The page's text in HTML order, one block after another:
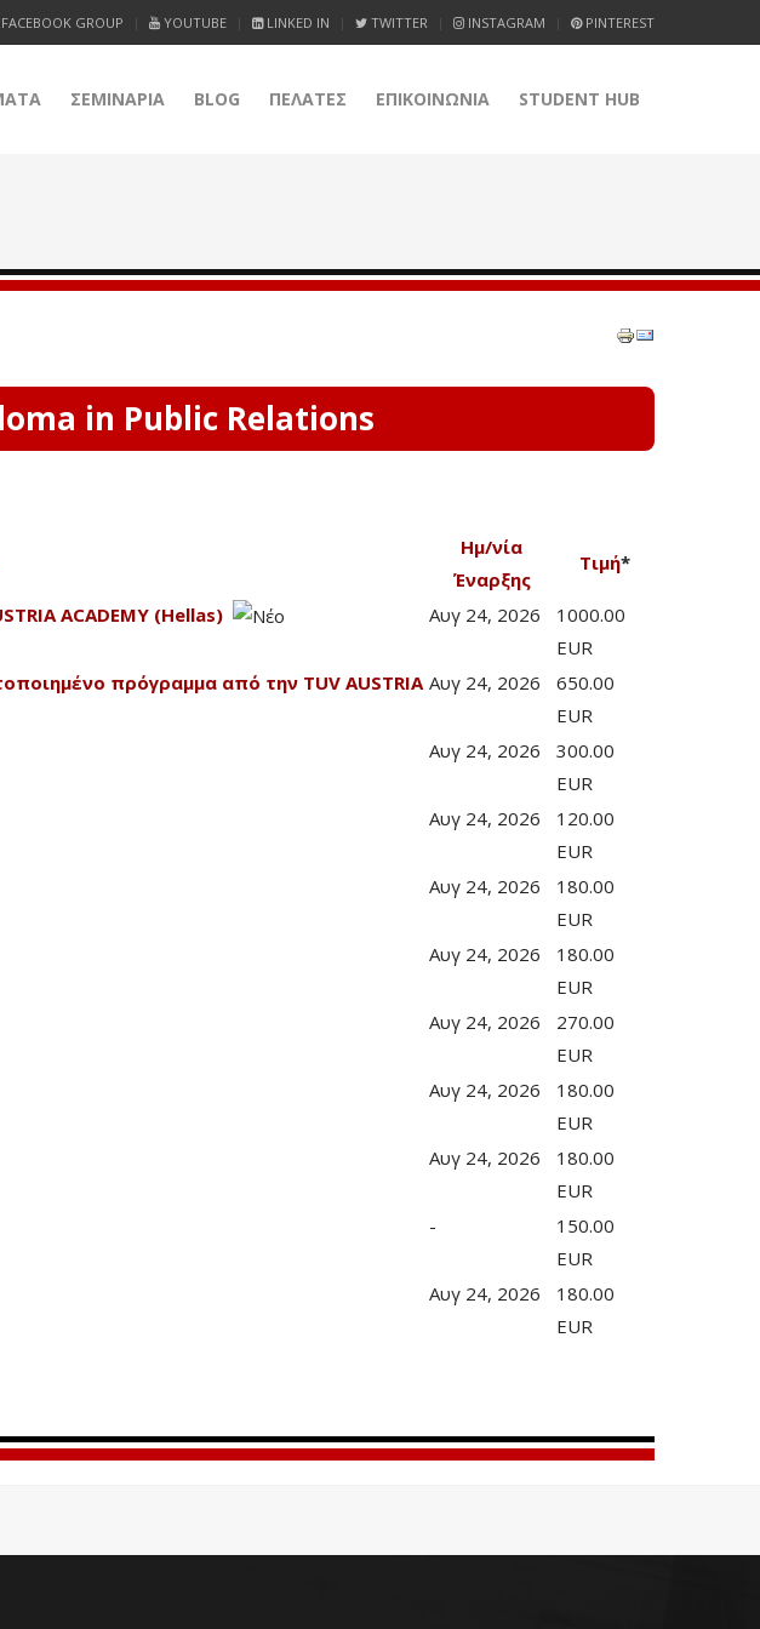
GROUP YOUTUBE LINKED IN TWITTER INSTAGRAM PINTEREST
ΣΕΜΙΝΑΡΙΑ BLOG ΠΕΛΑΤΕΣ ΕΠΙΚΟΙΝΩΝΙΑ STUDENT HUB
in Public Relations
Ημ/νία
Έναρξης
Τιμή*
ACADEMY (Hellas) Αυγ 24, 2026
1000.00
EUR
πρόγραμμα από την TUV AUSTRIA Αυγ 24, 2026
650.00
EUR
Αυγ 24, 2026
300.00
EUR
Αυγ 24, 2026
120.00
EUR
Αυγ 24, 2026
180.00
EUR
Αυγ 24, 2026
180.00
EUR
Αυγ 24, 2026
270.00
EUR
Αυγ 24, 2026
180.00
EUR
Αυγ 24, 2026
180.00
EUR
-
150.00
EUR
Αυγ 24, 2026
180.00
EUR